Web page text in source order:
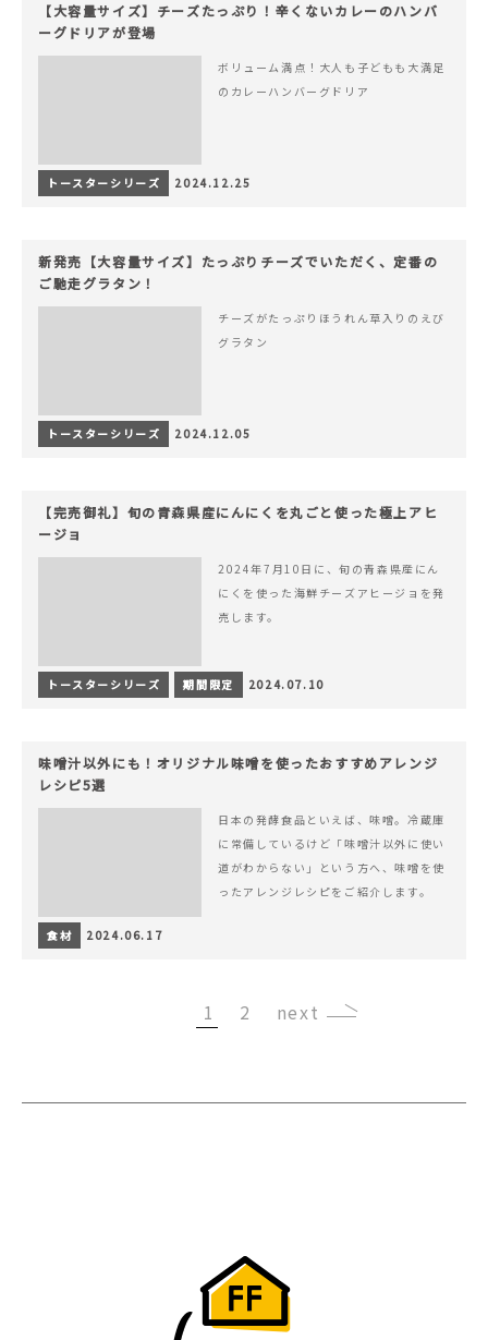
【大容量サイズ】チーズたっぷり！辛くないカレーのハンバ
ーグドリアが登場
ボリューム満点！大人も子どもも大満足
のカレーハンバーグドリア
トースターシリーズ 2024.12.25
新発売【大容量サイズ】たっぷりチーズでいただく、定番の
ご馳走グラタン！
チーズがたっぷりほうれん草入りのえび
グラタン
トースターシリーズ 2024.12.05
【完売御礼】旬の青森県産にんにくを丸ごと使った極上アヒ
ージョ
2024年7月10日に、旬の青森県産にん
にくを使った海鮮チーズアヒージョを発
売します。
トースターシリーズ 期間限定 2024.07.10
味噌汁以外にも！オリジナル味噌を使ったおすすめアレンジ
レシピ5選
日本の発酵食品といえば、味噌。冷蔵庫
に常備しているけど「味噌汁以外に使い
道がわからない」という方へ、味噌を使
ったアレンジレシピをご紹介します。
食材 2024.06.17
1 2 ›